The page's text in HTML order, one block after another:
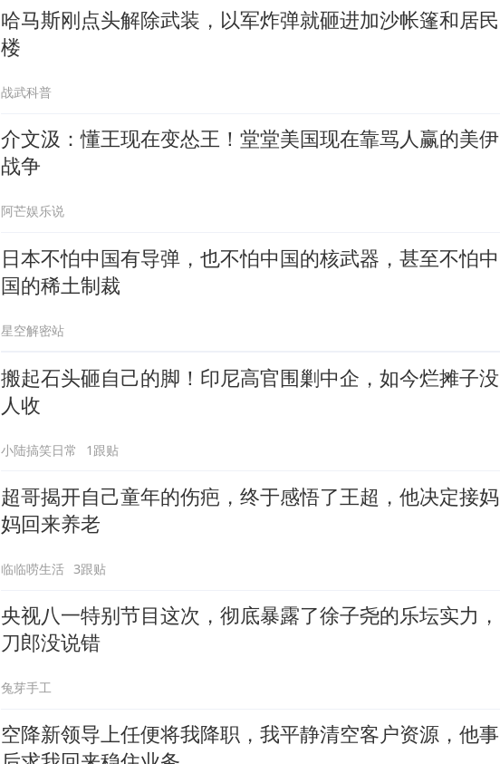
哈马斯刚点头解除武装，以军炸弹就砸进加沙帐篷和居民
楼
战武科普
介文汲：懂王现在变怂王！堂堂美国现在靠骂人赢的美伊
战争
阿芒娱乐说
日本不怕中国有导弹，也不怕中国的核武器，甚至不怕中
国的稀土制裁
星空解密站
搬起石头砸自己的脚！印尼高官围剿中企，如今烂摊子没
人收
小陆搞笑日常 1跟贴
超哥揭开自己童年的伤疤，终于感悟了王超，他决定接妈
妈回来养老
临临唠生活 3跟贴
央视八一特别节目这次，彻底暴露了徐子尧的乐坛实力，
刀郎没说错
兔芽手工
空降新领导上任便将我降职，我平静清空客户资源，他事